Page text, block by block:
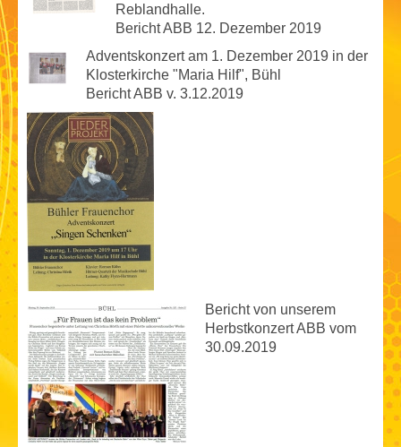
Reblandhalle.
Bericht ABB 12. Dezember 2019
Adventskonzert am 1. Dezember 2019 in der
Klosterkirche "Maria Hilf", Bühl
Bericht ABB v. 3.12.2019
Bericht von unserem
Herbstkonzert ABB vom
30.09.2019